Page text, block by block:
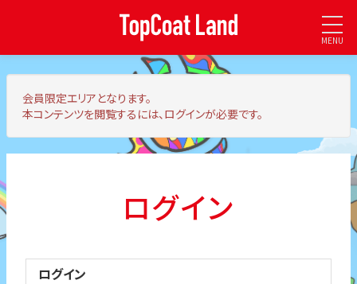
MENU
会員限定エリア となります。
本コンテンツを閲覧するには、ログインが必要です。
ログイン
ログイン